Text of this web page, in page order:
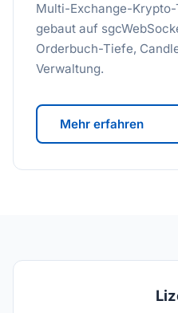
Multi-Exchange-
gebaut auf
Orderbuch-Tiefe,
Verwaltung.
Mehr erfahren